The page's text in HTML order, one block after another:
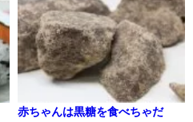
赤ちゃんは黒糖を食べちゃだ